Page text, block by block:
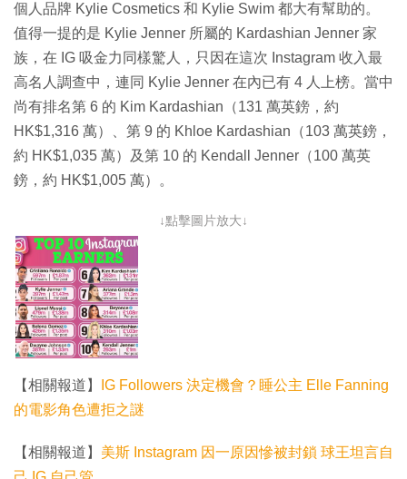
個人品牌 Kylie Cosmetics 和 Kylie Swim 都大有幫助的。
值得一提的是 Kylie Jenner 所屬的 Kardashian Jenner 家
族，在 IG 吸金力同樣驚人，只因在這次 Instagram 收入最
高名人調查中，連同 Kylie Jenner 在內已有 4 人上榜。當中
尚有排名第 6 的 Kim Kardashian（131 萬英鎊，約
HK$1,316 萬）、第 9 的 Khloe Kardashian（103 萬英鎊，
約 HK$1,035 萬）及第 10 的 Kendall Jenner（100 萬英
鎊，約 HK$1,005 萬）。
↓點擊圖片放大↓
【相關報道】
IG Followers 決定機會？睡公主 Elle Fanning
的電影角色遭拒之謎
【相關報道】 美斯 Instagram 因一原因慘被封鎖 球王坦言自